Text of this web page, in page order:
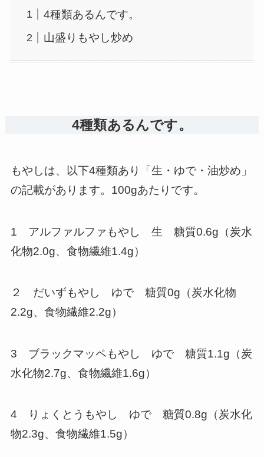
4種類あるんです。
山盛りもやし炒め
4種類あるんです。
もやしは、以下4種類あり「生・ゆで・油炒め」
の記載があります。100gあたりです。
1 アルファルファもやし 生 糖質0.6g（炭水
化物2.0g、食物繊維1.4g）
２ だいずもやし ゆで 糖質0g（炭水化物
2.2g、食物繊維2.2g）
3 ブラックマッペもやし ゆで 糖質1.1g（炭
水化物2.7g、食物繊維1.6g）
4 りょくとうもやし ゆで 糖質0.8g（炭水化
物2.3g、食物繊維1.5g）